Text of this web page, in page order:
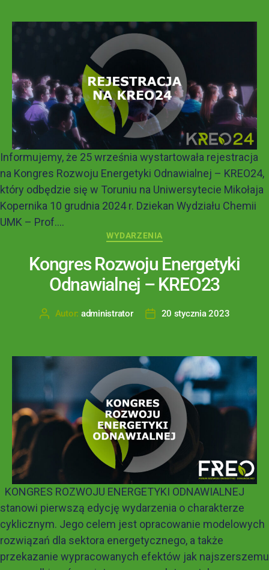
Informujemy, że 25 września wystartowała rejestracja
na Kongres Rozwoju Energetyki Odnawialnej – KREO24,
który odbędzie się w Toruniu na Uniwersytecie Mikołaja
Kopernika 10 grudnia 2024 r. Dziekan Wydziału Chemii
UMK – Prof....
WYDARZENIA
Kongres Rozwoju Energetyki
Odnawialnej – KREO23
Autor: administrator 20 stycznia 2023
KONGRES ROZWOJU ENERGETYKI ODNAWIALNEJ
stanowi pierwszą edycję wydarzenia o charakterze
cyklicznym. Jego celem jest opracowanie modelowych
rozwiązań dla sektora energetycznego, a także
przekazanie wypracowanych efektów jak najszerszemu